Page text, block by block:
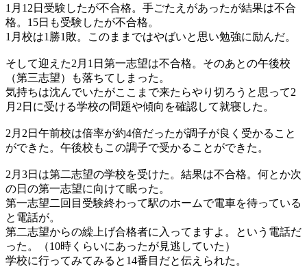
1月12日受験したが不合格。手ごたえがあったが結果は不合
格。15日も受験したが不合格。
1月校は1勝1敗。このままではやばいと思い勉強に励んだ。
そして迎えた2月1日第一志望は不合格。そのあとの午後校
（第三志望）も落ちてしまった。
気持ちは沈んでいたがここまで来たらやり切ろうと思って2
月2日に受ける学校の問題や傾向を確認して就寝した。
2月2日午前校は倍率が約4倍だったが調子が良く受かること
ができた。午後校もこの調子で受かることができた。
2月3日は第二志望の学校を受けた。結果は不合格。何とか次
の日の第一志望に向けて眠った。
第一志望二回目受験終わって駅のホームで電車を待っている
と電話が。
第二志望からの繰上げ合格者に入ってますよ。という電話だ
った。（10時くらいにあったが見逃していた）
学校に行ってみてみると14番目だと伝えられた。